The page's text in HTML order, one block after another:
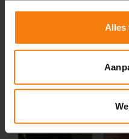
Alles
5. Nieuwe
badkamer bij u in
bezemschoon achter.
uw nieuwe badkamer!